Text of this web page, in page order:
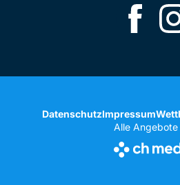
DatenschutzImpressum
Alle Angebote